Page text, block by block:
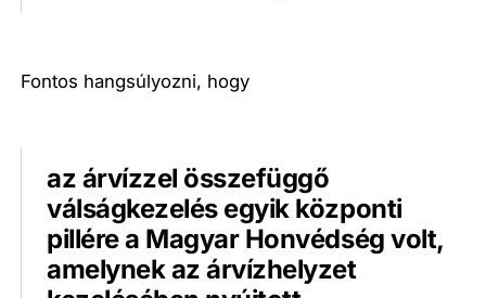
Fontos hangsúlyozni, hogy
az árvízzel összefüggő
válságkezelés egyik központi
pillére a Magyar Honvédség volt,
amelynek az árvízhelyzet